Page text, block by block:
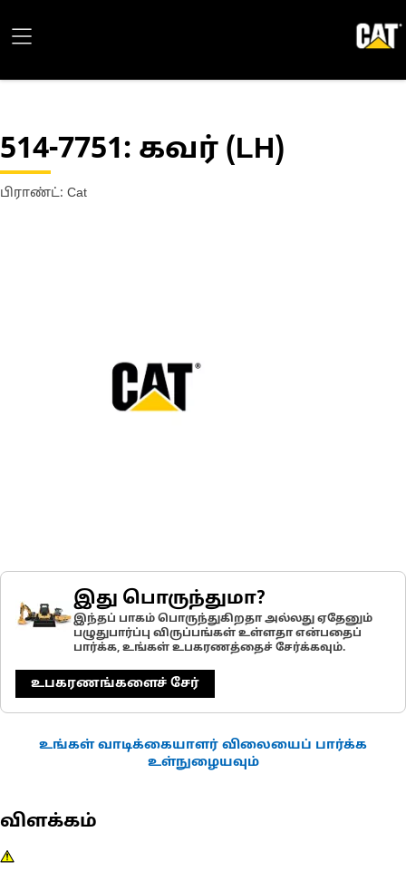
514-7751: கவர் (LH)
பிராண்ட்: Cat
இது பொருந்துமா?
இந்தப் பாகம் பொருந்துகிறதா அல்லது ஏதேனும்
பழுதுபார்ப்பு விருப்பங்கள் உள்ளதா என்பதைப்
பார்க்க, உங்கள் உபகரணத்தைச் சேர்க்கவும்.
உபகரணங்களைச் சேர்
உங்கள் வாடிக்கையாளர் விலையைப் பார்க்க
உள்நுழையவும்
விளக்கம்